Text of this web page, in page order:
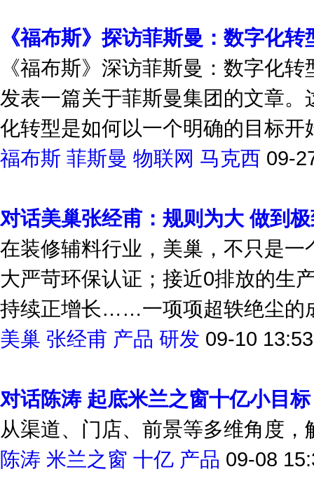
《福布斯》探访菲斯曼：数字化
《福布斯》深访菲斯曼：数字化
发表一篇关于菲斯曼集团的文章
化转型是如何以一个明确的目标开
福布斯 菲斯曼 物联网 马克西 09-
对话美巢张经甫：规则为大 做到
在装修辅料行业，美巢，不只是
大严苛环保认证；接近0排放的生
持续正增长……一项项超轶绝尘的
美巢 张经甫 产品 研发 09-10 13:53
对话陈涛 起底米兰之窗十亿小目标
从渠道、门店、前景等多维角度
陈涛 米兰之窗 十亿 产品 09-08